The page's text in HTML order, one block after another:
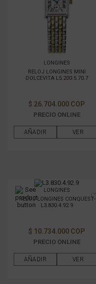
LONGINES
RELOJ LONGINES MINI
DOLCEVITA L5.200.5.70.7
$ 26.704.000 COP
PRECIO ONLINE
AÑADIR VER
LONGINES
RELOJ LONGINES CONQUEST
L3.830.4.92.9
$ 10.734.000 COP
PRECIO ONLINE
AÑADIR VER